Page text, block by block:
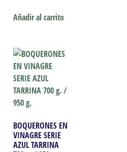
Añadir al carrito
BOQUERONES EN
VINAGRE SERIE
AZUL TARRINA